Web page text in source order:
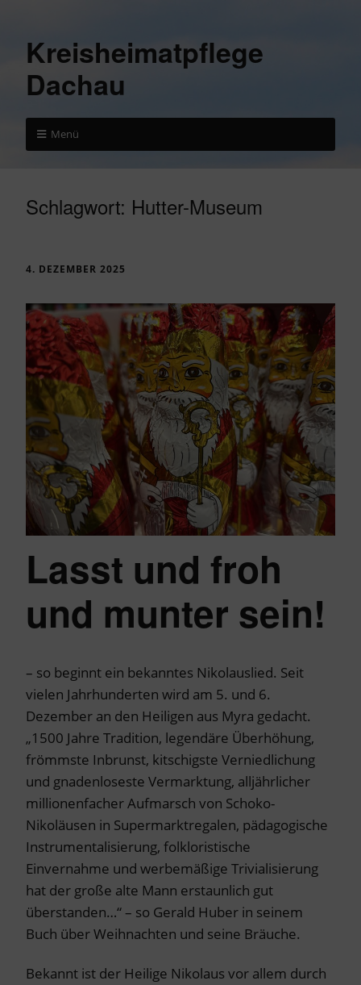
Kreisheimatpflege
Dachau
Menü
Schlagwort: Hutter-Museum
4. DEZEMBER 2025
Lasst und froh
und munter sein!
– so beginnt ein bekanntes Nikolauslied. Seit
vielen Jahrhunderten wird am 5. und 6.
Dezember an den Heiligen aus Myra gedacht.
„1500 Jahre Tradition, legendäre Überhöhung,
frömmste Inbrunst, kitschigste Verniedlichung
und gnadenloseste Vermarktung, alljährlicher
millionenfacher Aufmarsch von Schoko-
Nikoläusen in Supermarktregalen, pädagogische
Instrumentalisierung, folkloristische
Einvernahme und werbemäßige Trivialisierung
hat der große alte Mann erstaunlich gut
überstanden…“ – so Gerald Huber in seinem
Buch über Weihnachten und seine Bräuche.
Bekannt ist der Heilige Nikolaus vor allem durch